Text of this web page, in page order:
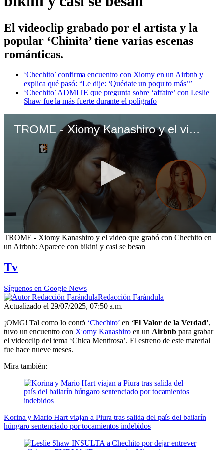
El videoclip grabado por el artista y la
popular ‘Chinita’ tiene varias escenas
románticas.
‘Chechito’ confirma encuentro con Xiomy en un Airbnb y
explica qué pasó: “Le dije: ‘Quédate un poquito más’”
‘Chechito’ ADMITE que pregunta sobre ‘affaire’ con Leslie
Shaw fue la más fuerte durante el polígrafo
TROME - Xiomy Kanashiro y el video que grabó con Chechito en un Airbnb: Aparece con bikini y casi se besan
0
seconds
minutes,
54
seconds
TROME - Xiomy Kanashiro y el video que grabó con Chechito en
un Airbnb: Aparece con bikini y casi se besan
Tv
Síguenos en Google News
Redacción Farándula
Actualizado el 29/07/2025, 07:50 a.m.
¡OMG! Tal como lo contó ‘Chechito’ en ‘El Valor de la Verdad’,
tuvo un encuentro con Xiomy Kanashiro en un Airbnb para grabar
el videoclip del tema ‘Chica Mentirosa’. El estreno de este material
fue hace nueve meses.
Mira también:
Korina y Mario Hart viajan a Piura tras salida del país del bailarín
húngaro sentenciado por tocamientos indebidos